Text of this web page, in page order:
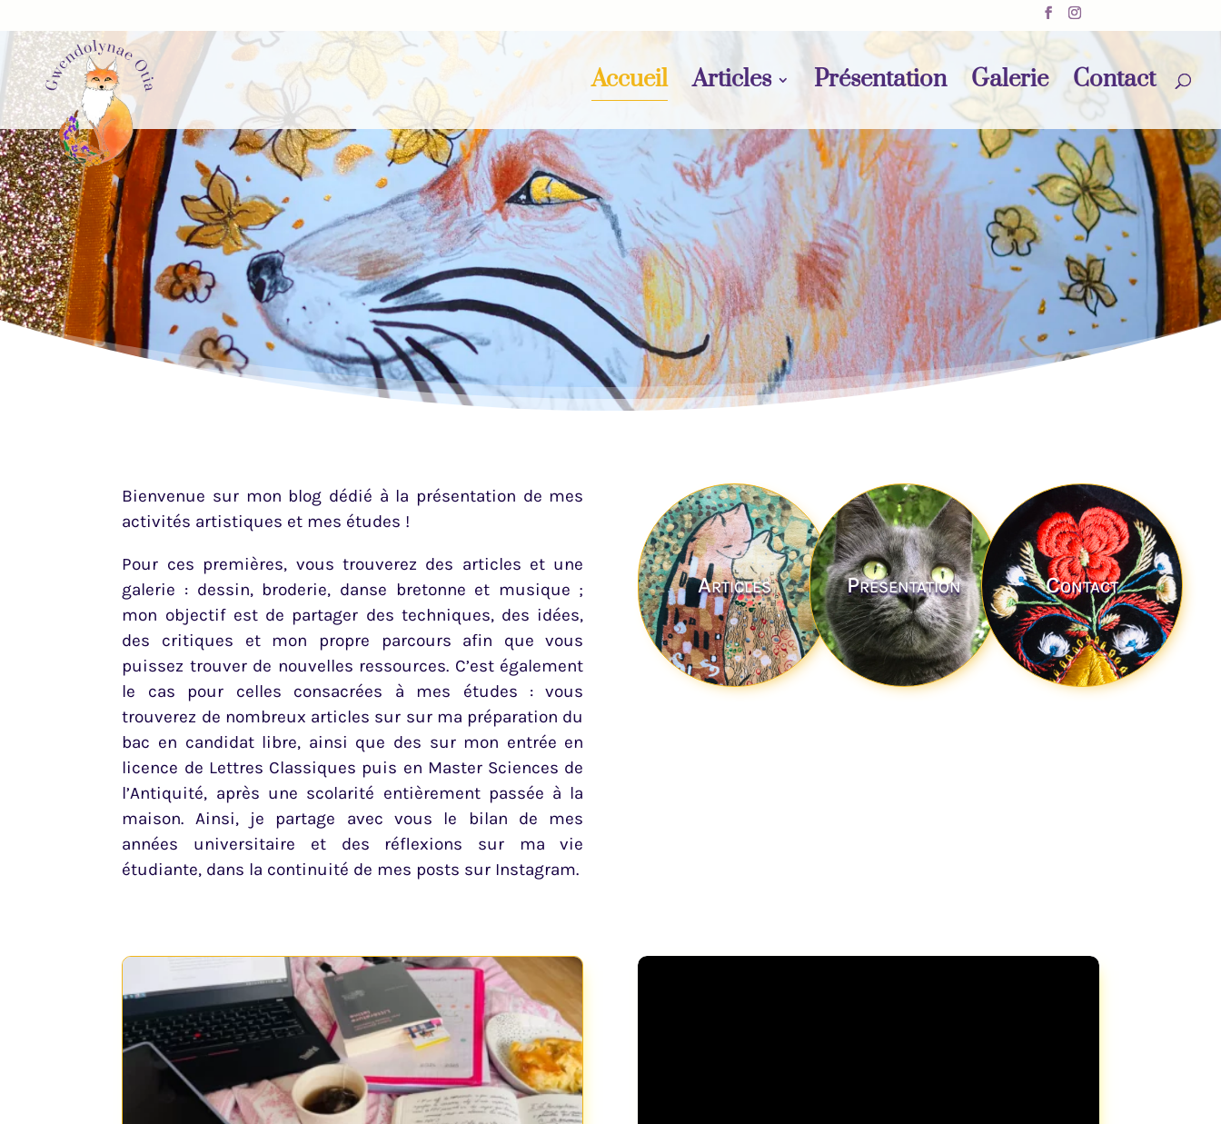
Accueil Articles Présentation Galerie Contact
Bienvenue sur mon blog dédié à la présentation de mes
activités artistiques et mes études !
Pour ces premières, vous trouverez des articles et une
galerie : dessin, broderie, danse bretonne et musique ;
mon objectif est de partager des techniques, des idées,
des critiques et mon propre parcours afin que vous
puissez trouver de nouvelles ressources. C’est également
le cas pour celles consacrées à mes études : vous
trouverez de nombreux articles sur sur ma préparation du
bac en candidat libre, ainsi que des sur mon entrée en
licence de Lettres Classiques puis en Master Sciences de
l’Antiquité, après une scolarité entièrement passée à la
maison. Ainsi, je partage avec vous le bilan de mes
années universitaire et des réflexions sur ma vie
étudiante, dans la continuité de mes posts sur Instagram.
Articles Présentation Contact